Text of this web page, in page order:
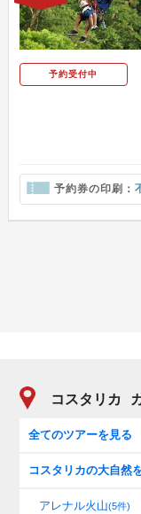
予約受付中
予約券の印刷：
コスタリカ
全てのツアーを見る
コスタリカの大自然
アレナル火山(5件)